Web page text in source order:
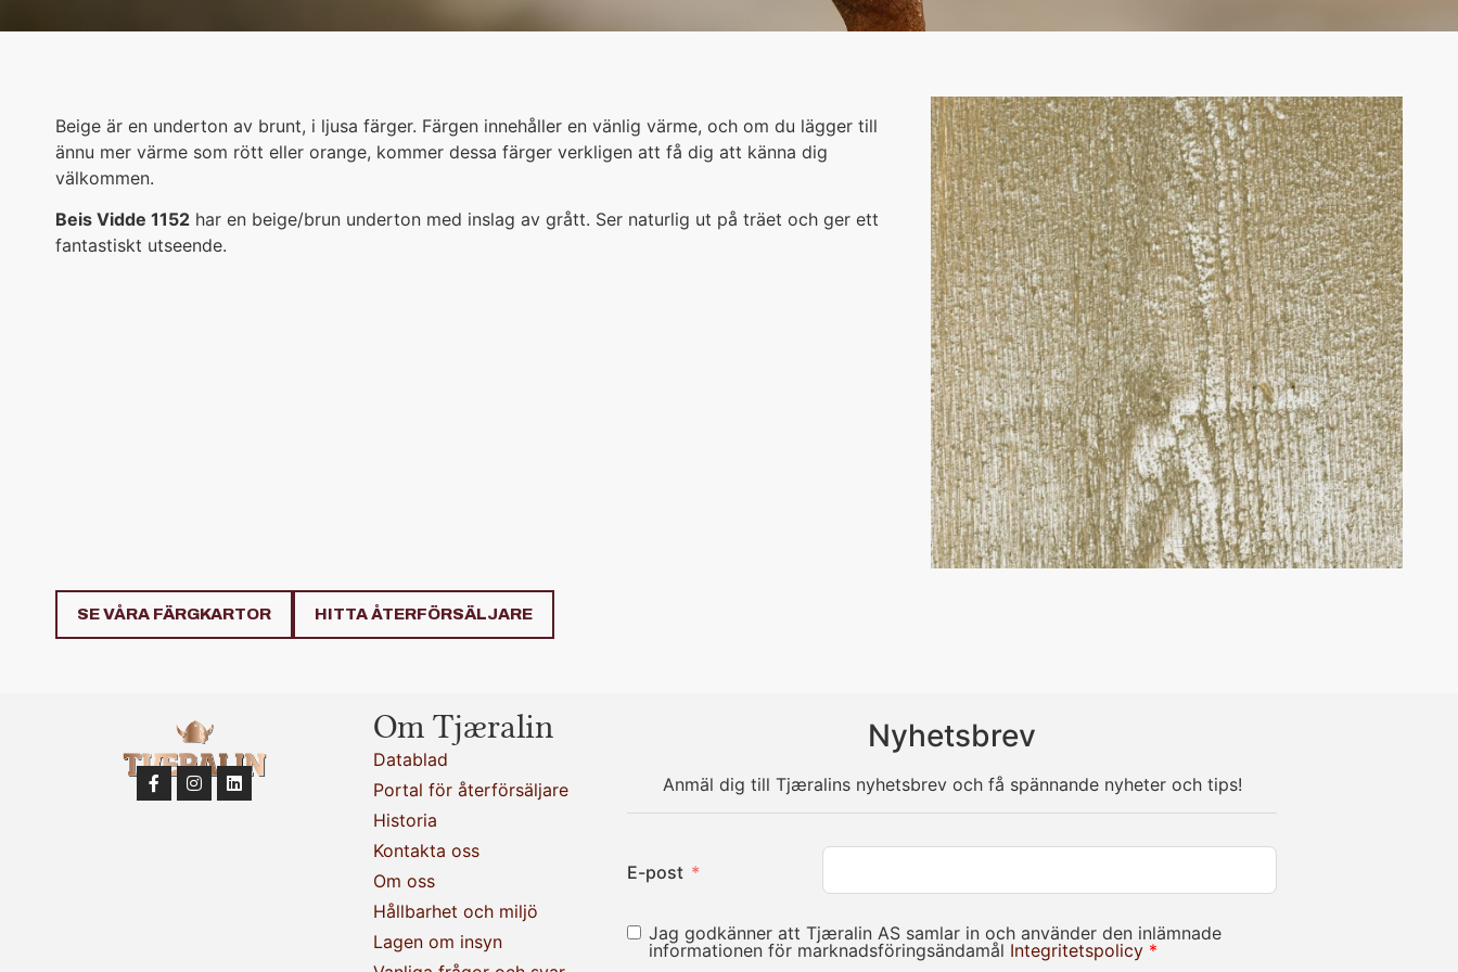
Beige är en underton av brunt, i ljusa färger. Färgen innehåller en vänlig värme, och om du lägger till
ännu mer värme som rött eller orange, kommer dessa färger verkligen att få dig att känna dig
välkommen.
Beis Vidde 1152 har en beige/brun underton med inslag av grått. Ser naturlig ut på träet och ger ett
fantastiskt utseende.
SE VÅRA FÄRGKARTOR HITTA ÅTERFÖRSÄLJARE
Om Tjæralin
Datablad
Portal för återförsäljare
Historia
Kontakta oss
Om oss
Hållbarhet och miljö
Lagen om insyn
Nyhetsbrev
Anmäl dig till Tjæralins nyhetsbrev och få spännande nyheter och tips!
E-post
Jag godkänner att Tjæralin AS samlar in och använder den inlämnade
informationen för marknadsföringsändamål Integritetspolicy *